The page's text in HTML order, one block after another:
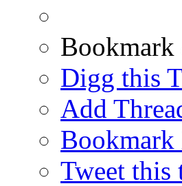
Bookmark
Digg this
Add
Bookmark
Tweet this